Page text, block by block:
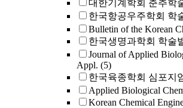
대한기계학회 춘추학
한국항공우주학회 학
Bulletin of the Korean
한국생명과학회 학술
Journal of Applied
Appl. (5)
한국육종학회 심포지
Applied Biological
Korean Chemical